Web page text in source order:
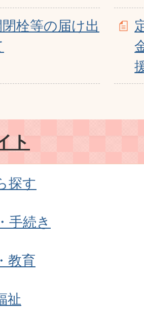
栓等の届け出
ト
探す
手続き
教育
祉